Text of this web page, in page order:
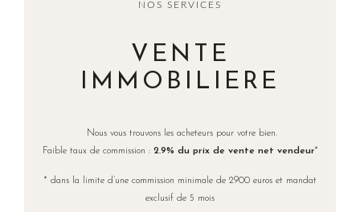
NOS SERVICES
VENTE
IMMOBILIERE
Nous vous trouvons les acheteurs pour votre bien.
Faible taux de commission : 2.9% du prix de vente net vendeur*
* dans la limite d’une commission minimale de 2900 euros et mandat
exclusif de 5 mois